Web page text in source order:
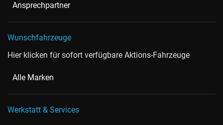
Ansprechpartner
Wunschfahrzeuge
Hier klicken für sofort verfügbare Aktions-Fahrzeuge
Alle Marken
Werkstatt & Services